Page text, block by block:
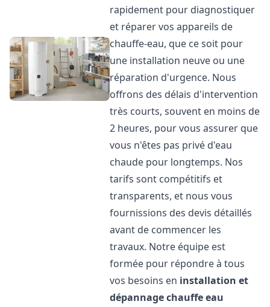
rapidement pour diagnostiquer
et réparer vos appareils de
chauffe-eau, que ce soit pour
une installation neuve ou une
réparation d'urgence. Nous
offrons des délais d'intervention
très courts, souvent en moins de
2 heures, pour vous assurer que
vous n'êtes pas privé d'eau
chaude pour longtemps. Nos
tarifs sont compétitifs et
transparents, et nous vous
fournissions des devis détaillés
avant de commencer les
travaux. Notre équipe est
formée pour répondre à tous
vos besoins en installation et
dépannage chauffe eau